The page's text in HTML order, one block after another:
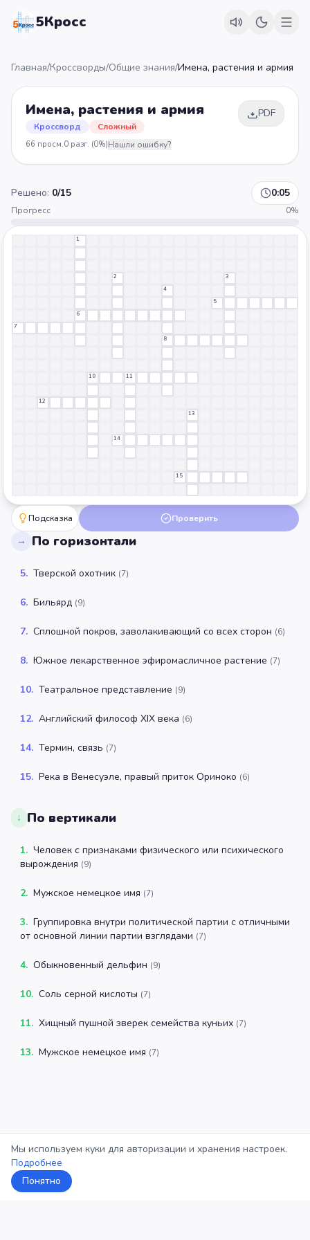
5Кросс
Главная/Кроссворды/Общие знания/Имена, растения и армия
Имена, растения и армия
Кроссворд Сложный
PDF
66 просм.0 разг. (0%)Нашли ошибку?
Решено: 0/15 0:05
Прогресс 0%
1
2
3
4
5
6
7
8
10 11
12
13
14
15
Подсказка Проверить
→ По горизонтали
5. Тверской охотник (7)
6. Бильярд (9)
7. Сплошной покров, заволакивающий со всех сторон (6)
8. Южное лекарственное эфиромасличное растение (7)
10. Театральное представление (9)
12. Английский философ XIX века (6)
14. Термин, связь (7)
15. Река в Венесуэле, правый приток Ориноко (6)
↓ По вертикали
1. Человек с признаками физического или психического
вырождения (9)
2. Мужское немецкое имя (7)
3. Группировка внутри политической партии с отличными
от основной линии партии взглядами (7)
4. Обыкновенный дельфин (9)
10. Соль серной кислоты (7)
11. Хищный пушной зверек семейства куньих (7)
13. Мужское немецкое имя (7)
Мы используем куки для авторизации и хранения настроек.
Подробнее
Понятно